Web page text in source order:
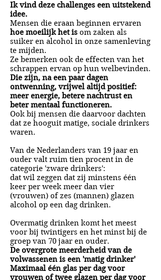
Ik vind deze challenges een uitstekend
idee.
Mensen die eraan beginnen ervaren
hoe moeilijk het is om zaken als
suiker en alcohol in onze samenleving
te mijden.
Ze bemerken ook de effecten van het
schrappen ervan op hun welbevinden.
Die zijn, na een paar dagen
ontwenning, vrijwel altijd positief:
meer energie, betere nachtrust en
beter mentaal functioneren.
Ook bij mensen die daarvoor dachten
dat ze hooguit matige, sociale drinkers
waren.
Van de Nederlanders van 19 jaar en
ouder valt ruim tien procent in de
categorie 'zware drinkers':
dat wil zeggen dat zij minstens één
keer per week meer dan vier
(vrouwen) of zes (mannen) glazen
alcohol op een dag drinken.
Overmatig drinken komt het meest
voor bij twintigers en het minst bij de
groep van 70 jaar en ouder.
De overgrote meerderheid van de
volwassenen is een 'matig drinker'
Maximaal één glas per dag voor
vrouwen of twee glazen per dag voor